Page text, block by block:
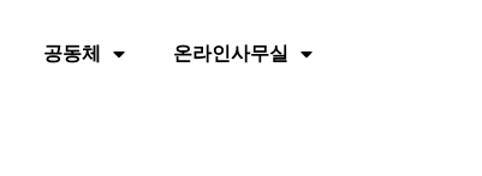
공동체 온라인사무실